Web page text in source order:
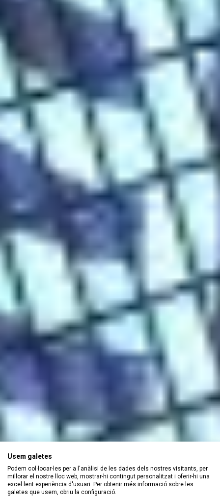
Usem galetes
Podem col·locar-les per a l'anàlisi de les dades dels nostres visitants, per
millorar el nostre lloc web, mostrar-hi contingut personalitzat i oferir-hi una
excel·lent experiència d'usuari. Per obtenir més informació sobre les
galetes que usem, obriu la configuració.